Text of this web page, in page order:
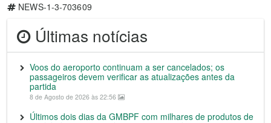
NEWS-1-3-703609
Últimas notícias
Voos do aeroporto continuam a ser cancelados; os
passageiros devem verificar as atualizações antes da
partida
8 de Agosto de 2026 às 22:56
Últimos dois dias da GMBPF com milhares de produtos de